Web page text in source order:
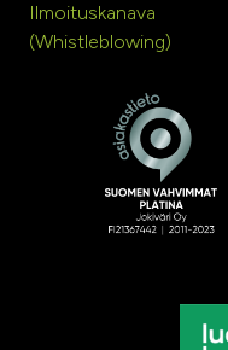
Ilmoituskanava
(Whistleblowing)